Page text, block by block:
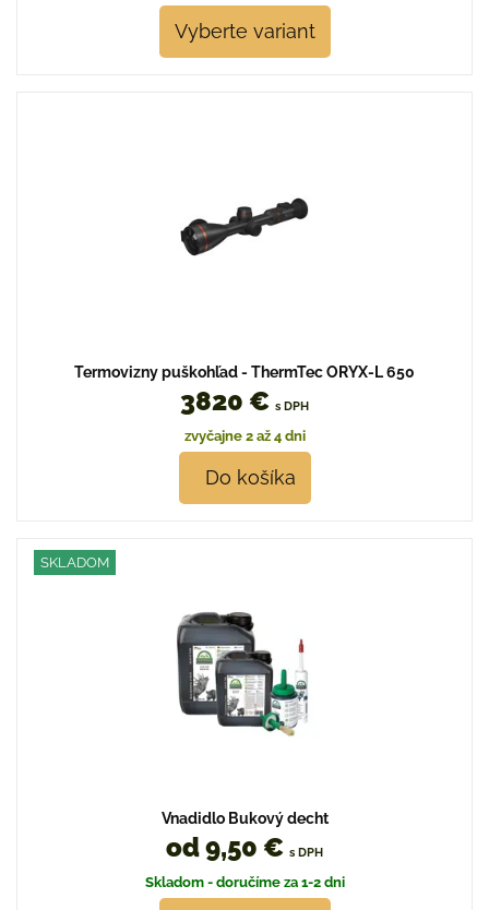
Vyberte variant
Termovizny puškohľad - ThermTec ORYX-L 650
3820 € s DPH
zvyčajne 2 až 4 dni
Do košíka
SKLADOM
Vnadidlo Bukový decht
od 9,50 € s DPH
Skladom - doručíme za 1-2 dni